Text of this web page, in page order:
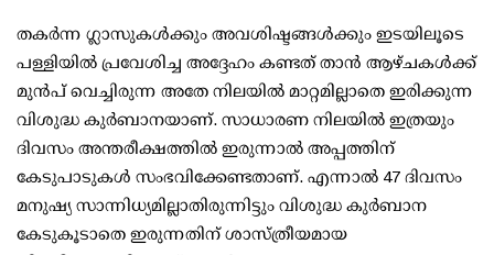
തകർന്ന ഗ്ലാസുകൾക്കും അവശിഷ്ടങ്ങൾക്കും ഇടയിലൂടെ
പള്ളിയിൽ പ്രവേശിച്ച അദ്ദേഹം കണ്ടത് താൻ ആഴ്ചകൾക്ക്
മുൻപ് വെച്ചിരുന്ന അതേ നിലയിൽ മാറ്റമില്ലാതെ ഇരിക്കുന്ന
വിശുദ്ധ കുർബാനയാണ്. സാധാരണ നിലയിൽ ഇത്രയും
ദിവസം അന്തരീക്ഷത്തിൽ ഇരുന്നാൽ അപ്പത്തിന്
കേടുപാടുകൾ സംഭവിക്കേണ്ടതാണ്. എന്നാൽ 47 ദിവസം
മനുഷ്യ സാന്നിധ്യമില്ലാതിരുന്നിട്ടും വിശുദ്ധ കുർബാന
കേടുകൂടാതെ ഇരുന്നതിന് ശാസ്ത്രീയമായ